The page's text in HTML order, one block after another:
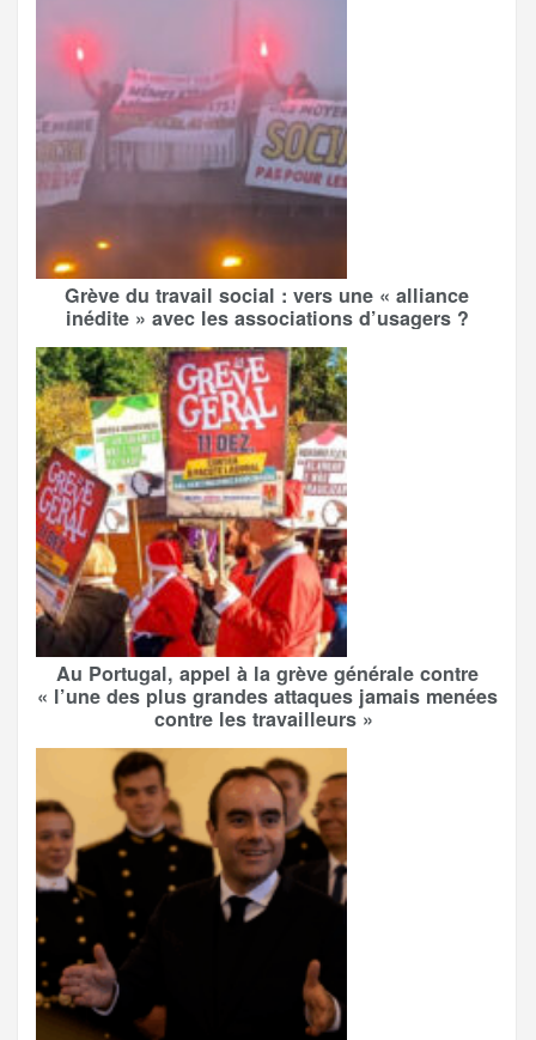
Grève du travail social : vers une « alliance
inédite » avec les associations d’usagers ?
Au Portugal, appel à la grève générale contre
« l’une des plus grandes attaques jamais menées
contre les travailleurs »